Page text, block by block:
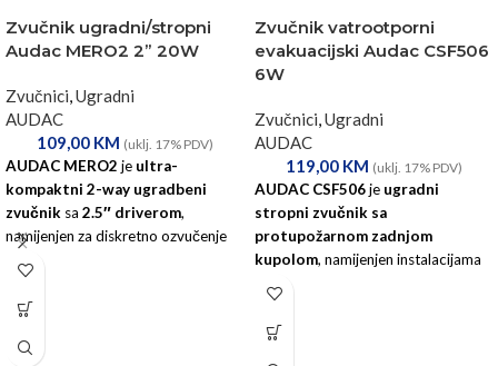
Zvučnik ugradni/stropni
Audac MERO2 2” 20W
Zvučnici,Ugradni
AUDAC
109,00 KM (uklj. 17% PDV)
AUDAC MERO2 je ultra-
kompaktni 2-way ugradbeni
zvučnik sa 2.5″ driverom,
namijenjen za diskretno ozvučenje
čista reprodukcija govora i
pozadinske muzike
Zvučnik vatrootporni
evakuacijski Audac CSF506
6W
Zvučnici,Ugradni
AUDAC
119,00 KM (uklj. 17% PDV)
AUDAC CSF506je ugradni
stropni zvučnik sa
protupožarnom zadnjom
kupolom, namijenjen instalacijama
sigurnosti
govora i kompatibilnost sa